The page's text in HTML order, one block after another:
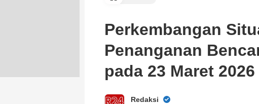
Perkembangan
Penanganan
pada 23 Maret 2026
Redaksi